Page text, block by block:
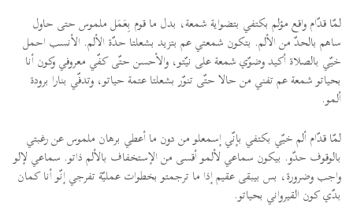
لمّا قدّام واقع مؤلم بكتفي بتضواية شمعة، بدل ما قوم بِعَمَل ملموس حتى حاول
ساهم بالحدّ من الألم. بتكون شمعتي عم بتزيد بشعلتا حدّة الألم. الأنسب احمل
خيّي بالصلاة أكيد وضوّي شمعة على نيّتو، والأحسن حتّى كفّي معروفي وكون أنا
بحياتو شمعة عم تفني من حالا حتّى تنوّر بشعلتا عتمة حياتو، وتدفّي بنارا برودة
ألمو.
لمّا قدّام ألم خيّي بكتفي بإنّي إسمعلو من دون ما أعطي برهان ملموس عن رغبتي
بالوقوف حدّو. بيكون سماعي لألمو أقسى من الإستخفاف بالألم ذاتو. سماعي لإلو
واجب وضرورة، بس بيبقى عقيم إذا ما ترجمتو بخطوات عمليّة تفرجي إنّو أنا كمان
بدّي كون القيرواني بحياتو.